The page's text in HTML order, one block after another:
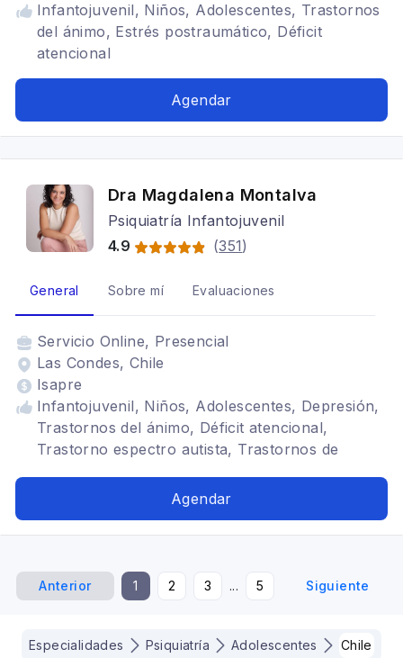
Infantojuvenil, Niños, Adolescentes, Trastornos
del ánimo, Estrés postraumático, Déficit
atencional
Agendar
Dra Magdalena Montalva
Psiquiatría Infantojuvenil
4.9
(351)
General Sobre mí Evaluaciones
Servicio Online, Presencial
Las Condes, Chile
Isapre
Infantojuvenil, Niños, Adolescentes, Depresión,
Trastornos del ánimo, Déficit atencional,
Trastorno espectro autista, Trastornos de
Agendar
Anterior 1 2 3 ... 5 Siguiente
Especialidades Psiquiatría Adolescentes Chile